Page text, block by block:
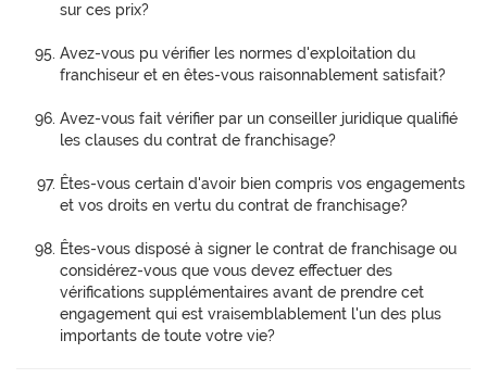
sur ces prix?
Avez-vous pu vérifier les normes d'exploitation du
franchiseur et en êtes-vous raisonnablement satisfait?
Avez-vous fait vérifier par un conseiller juridique qualifié
les clauses du contrat de franchisage?
Êtes-vous certain d'avoir bien compris vos engagements
et vos droits en vertu du contrat de franchisage?
Êtes-vous disposé à signer le contrat de franchisage ou
considérez-vous que vous devez effectuer des
vérifications supplémentaires avant de prendre cet
engagement qui est vraisemblablement l'un des plus
importants de toute votre vie?